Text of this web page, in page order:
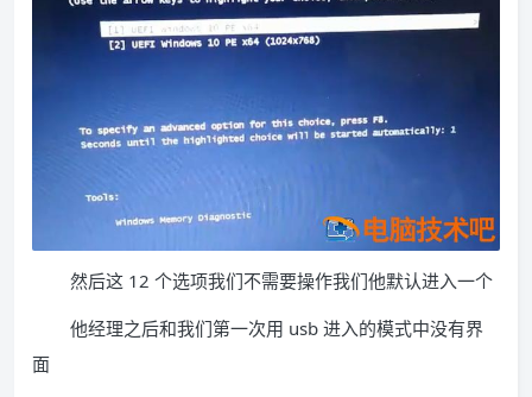
然后这 12 个选项我们不需要操作我们他默认进入一个
他经理之后和我们第一次用 usb 进入的模式中没有界
面